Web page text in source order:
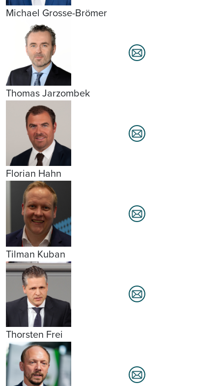
Michael Grosse-Brömer
Thomas Jarzombek
Florian Hahn
Tilman Kuban
Thorsten Frei